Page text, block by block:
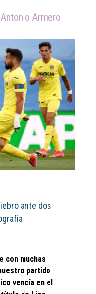
Antonio Armero
ante dos
con muchas
partido
vencía en el